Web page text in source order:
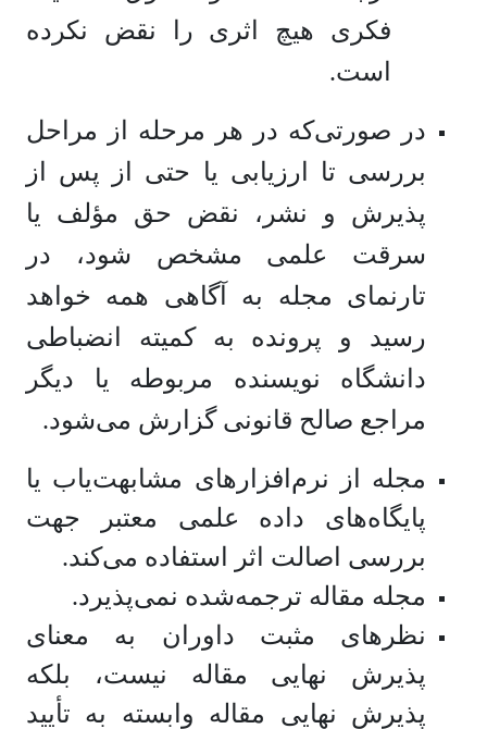
فکری هیچ اثری را نقض نکرده
است.
در صورتی‌که در هر مرحله از مراحل
بررسی تا ارزیابی یا حتی از پس از
پذیرش و نشر، نقض حق مؤلف یا
سرقت علمی مشخص شود، در
تارنمای مجله به آگاهی همه خواهد
رسید و پرونده به کمیته انضباطی
دانشگاه نویسنده مربوطه یا دیگر
مراجع صالح قانونی گزارش می‌شود.
مجله از نرم‌افزارهای مشابهت‌یاب یا
پایگاه‌های داده علمی معتبر جهت
بررسی اصالت اثر استفاده می‌کند.
مجله مقاله ترجمه‌شده نمی‌پذیرد.
نظرهای مثبت داوران به معنای
پذیرش نهایی مقاله نیست، بلکه
پذیرش نهایی مقاله وابسته به تأیید